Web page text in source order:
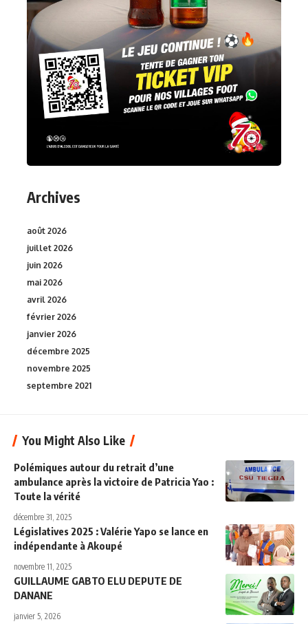
Archives
août 2026
juillet 2026
juin 2026
mai 2026
avril 2026
février 2026
janvier 2026
décembre 2025
novembre 2025
septembre 2021
You Might Also Like
Polémiques autour du retrait d’une
ambulance après la victoire de Patricia Yao :
Toute la vérité
décembre 31, 2025
Législatives 2025 : Valérie Yapo se lance en
indépendante à Akoupé
novembre 11, 2025
GUILLAUME GABTO ELU DEPUTE DE
DANANE
janvier 5, 2026